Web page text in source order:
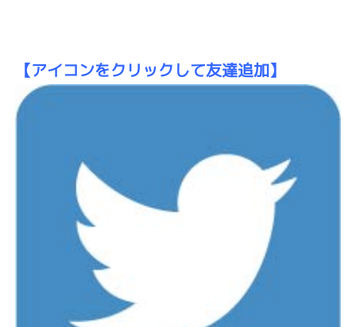
【アイコンをクリックして友達追加】